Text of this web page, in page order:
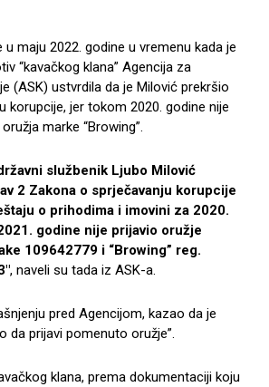
u maju 2022. godine u vremenu kada je
“kavačkog klana” Agencija za
(ASK) ustvrdila da je Milović prekršio
korupcije, jer tokom 2020. godine nije
marke “Browing”.
službenik Ljubo Milović
2 Zakona o sprječavanju korupcije
o prihodima i imovini za 2020.
godine nije prijavio oružje
109642779 i “Browing” reg.
, naveli su tada iz ASK-a.
pred Agencijom, kazao da je
da prijavi pomenuto oružje”.
klana, prema dokumentaciji koju